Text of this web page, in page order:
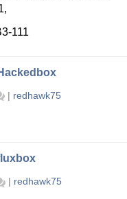
111
| redhawk75
| redhawk75